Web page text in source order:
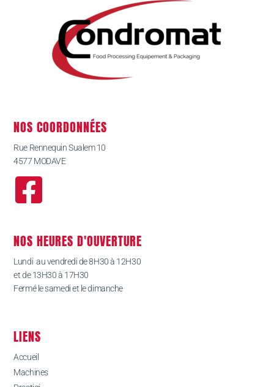
NOS COORDONNÉES
Rue Rennequin Sualem 10
4577 MODAVE
NOS HEURES D'OUVERTURE
Lundi au vendredi de 8H30 à 12H30
et de 13H30 à 17H30
Fermé le samedi et le dimanche
LIENS
Accueil
Machines